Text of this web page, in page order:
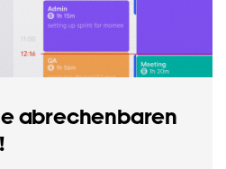
abrechenbaren